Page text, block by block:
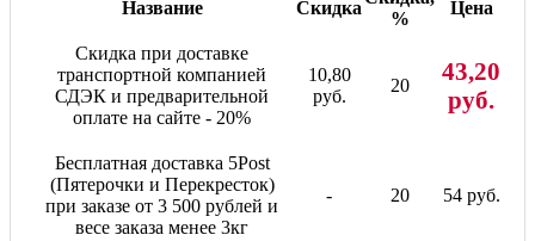
Название Скидка
%
Цена
Скидка при доставке
транспортной компанией
СДЭК и предварительной
оплате на сайте - 20%
10,80
руб.
20
43,20
руб.
Бесплатная доставка 5Post
(Пятерочки и Перекресток)
при заказе от 3 500 рублей и
весе заказа менее 3кг
- 20 54 руб.